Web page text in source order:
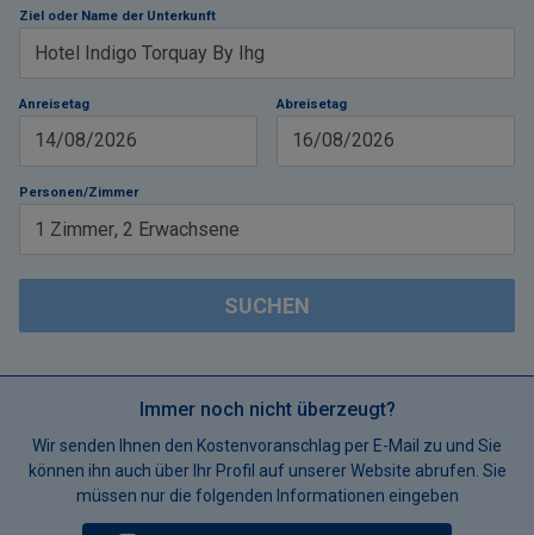
Ziel oder Name der Unterkunft
Anreisetag
14/08/2026
Abreisetag
16/08/2026
Personen/Zimmer
1 Zimmer, 2 Erwachsene
SUCHEN
Immer noch nicht überzeugt?
Wir senden Ihnen den Kostenvoranschlag per E-Mail zu und Sie
können ihn auch über Ihr Profil auf unserer Website abrufen. Sie
müssen nur die folgenden Informationen eingeben